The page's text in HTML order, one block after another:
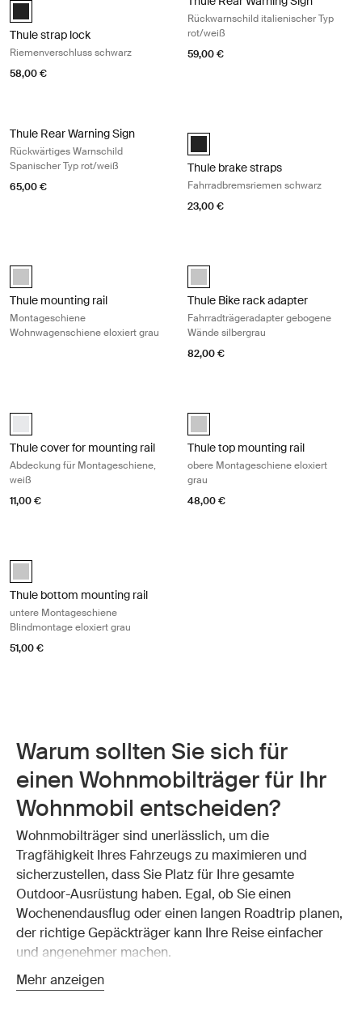
Thule strap lock
Riemenverschluss schwarz
58,00 €
Rückwarnschild italienischer Typ
rot/weiß
59,00 €
Thule Rear Warning Sign
Rückwärtiges Warnschild
Spanischer Typ rot/weiß
65,00 €
Black (selected)
Thule brake straps
Fahrradbremsriemen schwarz
23,00 €
anodised (selected)
Thule mounting rail
Montageschiene
Wohnwagenschiene eloxiert grau
Silver (selected)
Thule Bike rack adapter
Fahrradträgeradapter gebogene
Wände silbergrau
82,00 €
white (selected)
Thule cover for mounting rail
Abdeckung für Montageschiene,
weiß
11,00 €
anodised (selected)
Thule top mounting rail
obere Montageschiene eloxiert
grau
48,00 €
anodised (selected)
Thule bottom mounting rail
untere Montageschiene
Blindmontage eloxiert grau
51,00 €
Warum sollten Sie sich für
einen Wohnmobilträger für Ihr
Wohnmobil entscheiden?
Wohnmobilträger sind unerlässlich, um die
Tragfähigkeit Ihres Fahrzeugs zu maximieren und
sicherzustellen, dass Sie Platz für Ihre gesamte
Outdoor-Ausrüstung haben. Egal, ob Sie einen
Wochenendausflug oder einen langen Roadtrip planen,
der richtige Gepäckträger kann Ihre Reise einfacher
und angenehmer machen.
Die Thule Dachträger bieten sichere und vielseitige
Mehr anzeigen